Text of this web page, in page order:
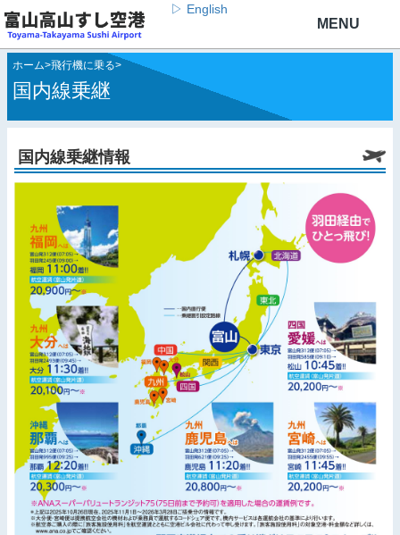
▷ English
ホーム>飛行機に乗る>
国内線乗継
国内線乗継情報